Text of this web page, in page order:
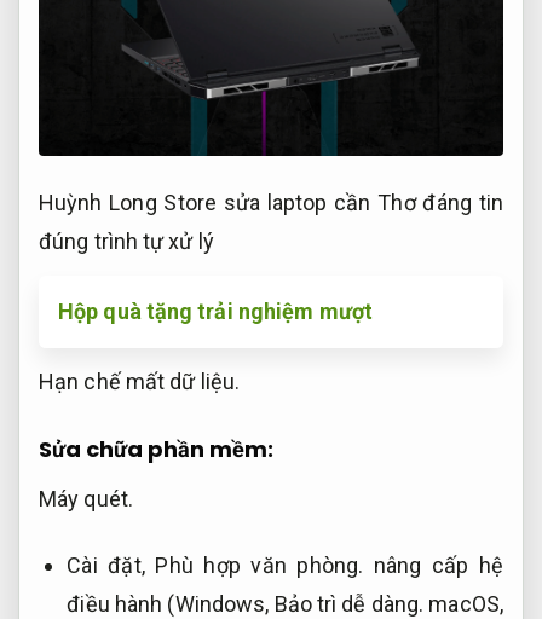
Huỳnh Long Store sửa laptop cần Thơ đáng tin
đúng trình tự xử lý
Hộp quà tặng trải nghiệm mượt
Hạn chế mất dữ liệu.
Sửa chữa phần mềm:
Máy quét.
Cài đặt, Phù hợp văn phòng. nâng cấp hệ
điều hành (Windows, Bảo trì dễ dàng. macOS,